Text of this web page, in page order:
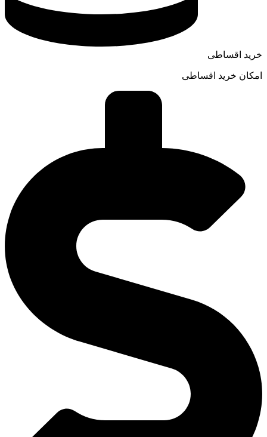
خرید اقساطی
امکان خرید اقساطی